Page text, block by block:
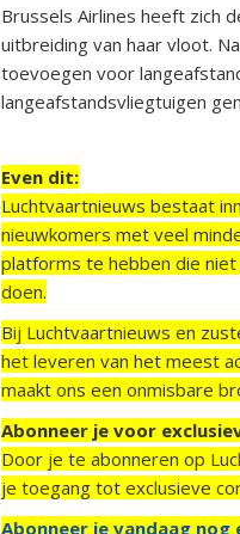
Brussels Airlines heeft zich
uitbreiding van haar vloot.
toevoegen voor
langeafstandsvliegtuigen
Even dit:
Luchtvaartnieuws bestaat
nieuwkomers met veel
platforms te hebben die
doen.
Bij Luchtvaartnieuws en
het leveren van het meest
maakt ons een onmisbare
Abonneer je voor
Door je te abonneren op
je toegang tot exclusieve
Abonneer je vandaag nog